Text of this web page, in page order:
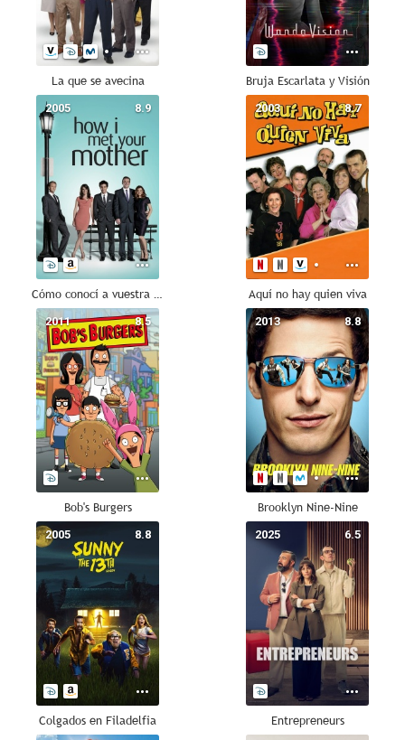
La que se avecina Bruja Escarlata y Visión
8.9
2005
Cómo conocí a vuestra madre
8.7
2003
Aquí no hay quien viva
8.5
2011
Bob's Burgers
8.8
2013
Brooklyn Nine-Nine
8.8
2005
Colgados en Filadelfia
6.5
2025
Entrepreneurs